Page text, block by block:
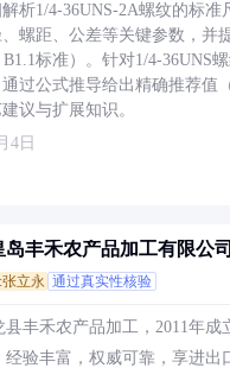
析1/4-36UNS-2A螺纹的标准
螺距、公差等关键参数，并
B1.1标准）。针对1/4-36UNS
通过公式推导给出精确推荐值
议与扩展知识。
4日
岛丰禾农产品加工有限公司
立永 通过真实性核验
县丰禾农产品加工，2011年成
经验丰富，权威可靠，享进出